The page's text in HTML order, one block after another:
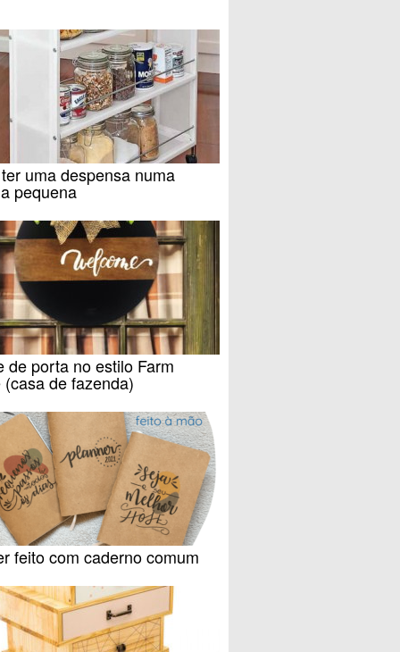
uma despensa numa
pequena
de porta no estilo Farm
(casa de fazenda)
feito com caderno comum